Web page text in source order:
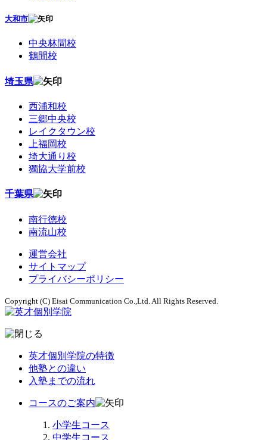
大和市
中央林間校
鶴間校
埼玉県
西浦和校
三郷中央校
レイクタウン校
上福岡校
埼大通り校
獨協大学前校
千葉県
南行徳校
南流山校
運営会社
サイトマップ
プライバシーポリシー
Copyright (C) Eisai Communication Co.,Ltd. All Rights Reserved.
英才個別学院の特徴
他塾との違い
入塾までの流れ
コースのご案内
小学生コース
中学生コース